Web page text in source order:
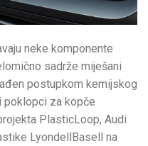
neke komponente
sadrže miješani
postupkom kemijskog
poklopci za kopče
PlasticLoop, Audi
LyondellBasell na